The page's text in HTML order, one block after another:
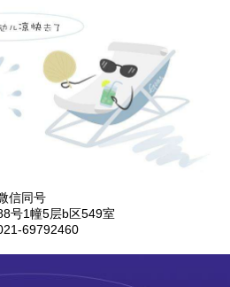
信同号
号1幢5层b区549室
69792460